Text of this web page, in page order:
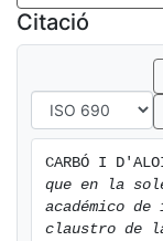
Citació
CARBÓ I
que en la
académico
claustro de